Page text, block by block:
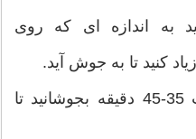
به اندازه ای که روی
کنید تا به جوش آید.
• شعله را کم کرده به مدت 35-45 دقیقه بجوشانید تا